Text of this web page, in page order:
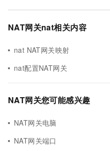
NAT网关nat相关内容
nat NAT网关映射
nat配置NAT网关
NAT网关您可能感兴趣
NAT网关电脑
NAT网关端口